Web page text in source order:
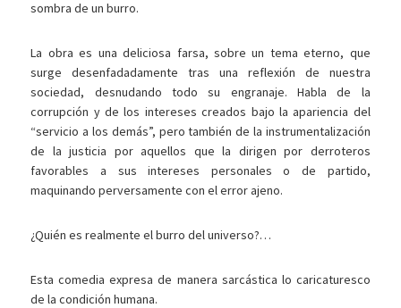
sombra de un burro.
La obra es una deliciosa farsa, sobre un tema eterno, que
surge desenfadadamente tras una reflexión de nuestra
sociedad, desnudando todo su engranaje. Habla de la
corrupción y de los intereses creados bajo la apariencia del
“servicio a los demás”, pero también de la instrumentalización
de la justicia por aquellos que la dirigen por derroteros
favorables a sus intereses personales o de partido,
maquinando perversamente con el error ajeno.
¿Quién es realmente el burro del universo?…
Esta comedia expresa de manera sarcástica lo caricaturesco
de la condición humana.